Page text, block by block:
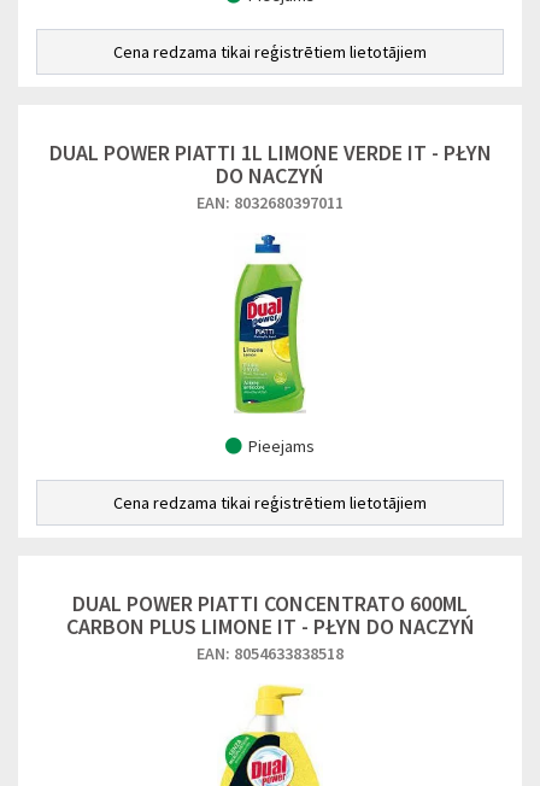
Cena redzama tikai reģistrētiem lietotājiem
DUAL POWER PIATTI 1L LIMONE VERDE IT - PŁYN
DO NACZYŃ
EAN: 8032680397011
Pieejams
Cena redzama tikai reģistrētiem lietotājiem
DUAL POWER PIATTI CONCENTRATO 600ML
CARBON PLUS LIMONE IT - PŁYN DO NACZYŃ
EAN: 8054633838518